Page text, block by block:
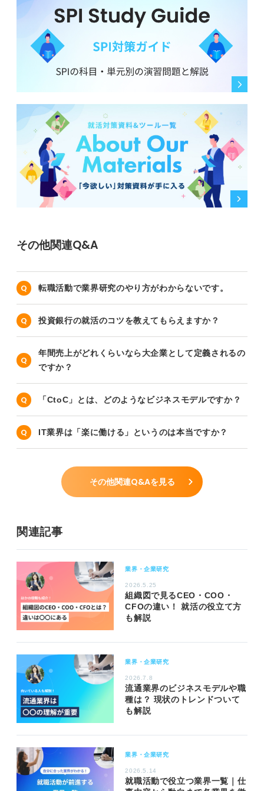
その他関連Q&A
転職活動で業界研究のやり方がわからないです。
投資銀行の就活のコツを教えてもらえますか？
年間売上がどれくらいなら大企業として定義されるの
ですか？
「CtoC」とは、どのようなビジネスモデルですか？
IT業界は「楽に働ける」というのは本当ですか？
その他関連Q&Aを見る
関連記事
業界・企業研究
2026.5.25
組織図で見るCEO・COO・
CFOの違い！ 就活の役立て方
も解説
業界・企業研究
2026.7.8
流通業界のビジネスモデルや職
種は？ 現状のトレンドついて
も解説
業界・企業研究
2026.5.14
就職活動で役立つ業界一覧｜仕